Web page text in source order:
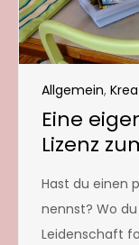
Allgemein,
Eine
Lizenz
Hast du einen
nennst? Wo
Leidenschaft